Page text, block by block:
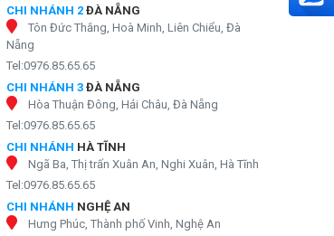
CHI NHÁNH 2 ĐÀ NẴNG
Tôn Đức Thắng, Hoà Minh, Liên Chiểu, Đà
Nẵng
Tel:0976.85.65.65
CHI NHÁNH 3 ĐÀ NẴNG
Hòa Thuận Đông, Hải Châu, Đà Nẵng
Tel:0976.85.65.65
CHI NHÁNH HÀ TĨNH
Ngã Ba, Thị trấn Xuân An, Nghi Xuân, Hà Tĩnh
Tel:0976.85.65.65
CHI NHÁNH NGHỆ AN
Hưng Phúc, Thành phố Vinh, Nghệ An